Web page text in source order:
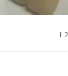
1 2